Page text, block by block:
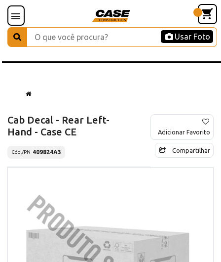
Usar Foto
Cab Decal - Rear Left-
Hand - Case CE
Cód./PN 409824A3
Adicionar Favorito
Compartilhar